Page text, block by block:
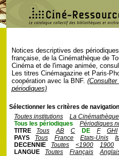
Notices descriptives des
française, de la Cinémathèque de
Cinéma et de l'image animée,
Les titres Cinémagazine et Paris-
coopération avec la BNF.
périodiques)
Sélectionner les critères de
Toutes institutions
La
Tous les périodiques
Périodiques
TITRE
Tous AB C DE F
GHI
PAYS
Tous France Etats-Unis
DECENNIE
Toutes <1900
1900
LANGUE
Toutes Français